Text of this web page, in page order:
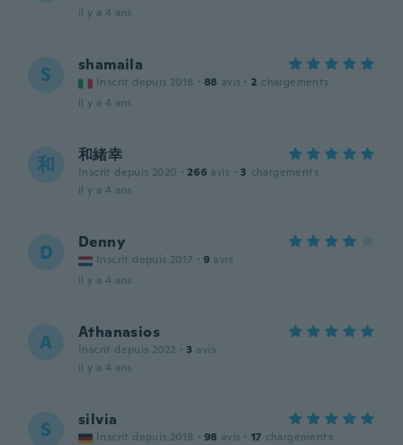
il y a 4 ans
S shamaila
Inscrit depuis 2018 · 88 avis · 2 chargements
il y a 4 ans
和 和緒幸
Inscrit depuis 2020 · 266 avis · 3 chargements
il y a 4 ans
D Denny
Inscrit depuis 2017 · 9 avis
il y a 4 ans
A Athanasios
Inscrit depuis 2022 · 3 avis
il y a 4 ans
S silvia
Inscrit depuis 2018 · 98 avis · 17 chargements